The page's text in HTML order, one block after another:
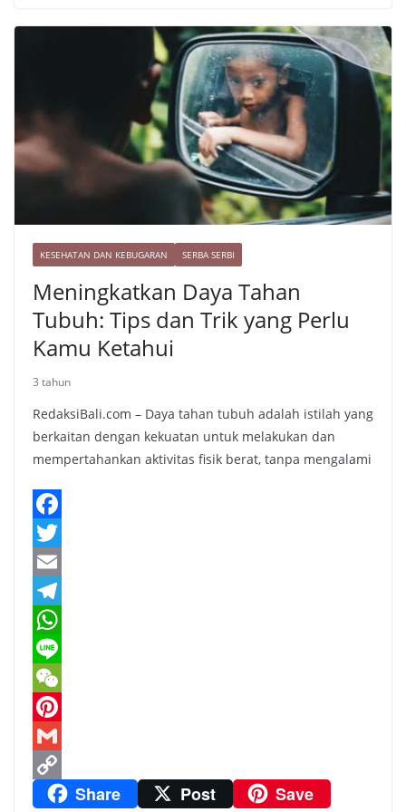
e
L
k
a
KESEHATAN DAN KEBUGARAN SERBA SERBI
Meningkatkan Daya Tahan
Tubuh: Tips dan Trik yang Perlu
Kamu Ketahui
3 tahun
RedaksiBali.com – Daya tahan tubuh adalah istilah yang
berkaitan dengan kekuatan untuk melakukan dan
mempertahankan aktivitas fisik berat, tanpa mengalami
F
a
c
e
b
o
o
k
T
w
t
t
e
r
E
m
a
T
e
e
g
r
W
h
a
t
s
L
n
e
W
e
C
P
G
Share Post Save